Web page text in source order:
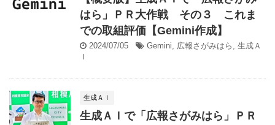
はら」ＰＲ大作戦 その３ これま
での取組評価【Gemini作成】
2024/07/05 Gemini, 広報さがみはら , 生成Ａ
Ｉ
生成ＡＩ
生成ＡＩで「広報さがみはら」ＰＲ